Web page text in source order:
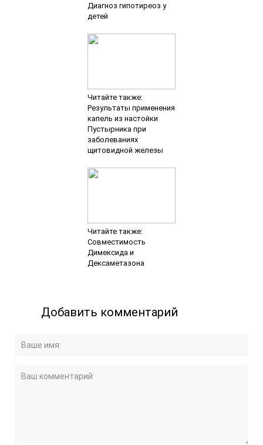
Диагноз гипотиреоз у
детей
Читайте также:
Результаты применения
капель из настойки
Пустырника при
заболеваниях
щитовидной железы
Читайте также:
Совместимость
Димексида и
Дексаметазона
Добавить комментарий